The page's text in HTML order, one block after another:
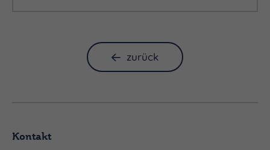
zurück
Kontakt